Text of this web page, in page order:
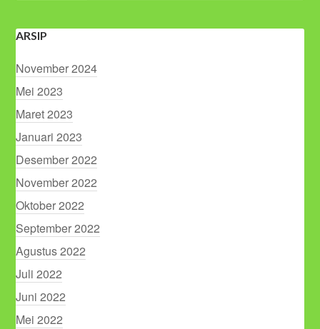
ARSIP
November 2024
Mei 2023
Maret 2023
Januari 2023
Desember 2022
November 2022
Oktober 2022
September 2022
Agustus 2022
Juli 2022
Juni 2022
Mei 2022